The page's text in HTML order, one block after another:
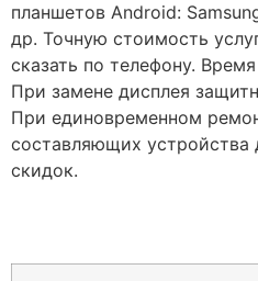
планшетов Android:
др. Точную стоимость
сказать по телефону.
При замене дисплея
При единовременном
составляющих устройства
скидок.